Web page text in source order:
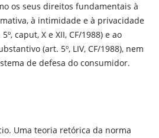
os seus direitos fundamentais à
à intimidade e à privacidade
caput, X e XII, CF/1988) e ao
(art. 5º, LIV, CF/1988), nem
de defesa do consumidor.
Uma teoria retórica da norma